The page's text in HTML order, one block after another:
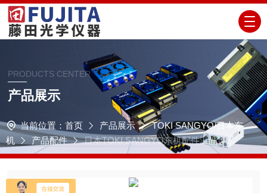
PRODUCTS CENTER
产品展示
当前位置： 首页 产品展示
TOKI SANGYO/日本东
机
产品配件
日本TOKI SANGYO东机配件温度显示
器TD-100